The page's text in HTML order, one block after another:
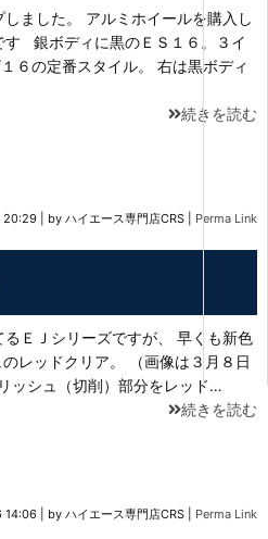
ました。 アルミホイールを購入し
す 銀ボディに黒のＥＳ１６。３イ
６の定番スタイル。 右は黒ボディ
続きを読む
20:29 by ハイエース専門店CRS Perma Link
ＥＪシリーズですが、 早くも新色
レッドクリア。 （画像は３月８日
シュ（切削）部分をレッド…
続きを読む
14:06 by ハイエース専門店CRS Perma Link